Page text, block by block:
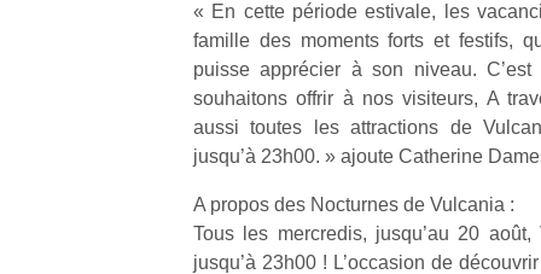
« En cette période estivale, les
famille des moments forts et festifs,
puisse apprécier à son niveau.
souhaitons offrir à nos visiteurs, A
aussi toutes les attractions de
jusqu’à 23h00. » ajoute Catherine
A propos des Nocturnes de Vulcania :
Tous les mercredis, jusqu’au 20
jusqu’à 23h00 ! L’occasion de
…